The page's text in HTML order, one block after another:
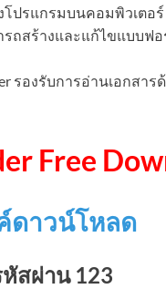
ปรแกรมบนคอมพิวเตอร์
ถสร้างและแก้ไขแบบฟ
รองรับการอ่านเอกสา
Free
ดาวน์โหลด
สผ่าน 123